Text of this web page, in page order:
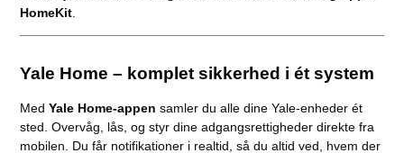
HomeKit
Yale Home – komplet sikkerhed i ét system
MedYale Home-appen samler du alle dine Yale-enheder ét
sted. Overvåg, lås, og styr dine adgangsrettigheder direkte fra
mobilen. Du får notifikationer i realtid, så du altid ved, hvem der